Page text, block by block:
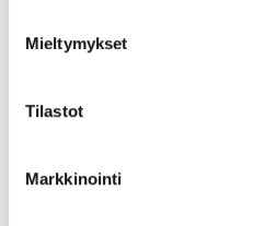
Mieltymykset
Tilastot
Markkinointi
Italia 50 g